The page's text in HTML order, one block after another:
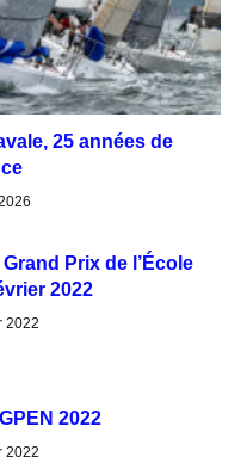
25 années de
Prix de l’École
2022
2022
2022
2022